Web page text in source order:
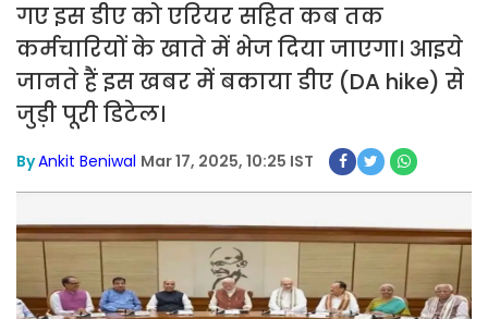
गए इस डीए को एरियर सहित कब तक
कर्मचारियों के खाते में भेज दिया जाएगा। आइये
जानते हैं इस खबर में बकाया डीए (DA hike) से
जुड़ी पूरी डिटेल।
ByAnkit Beniwal Mar 17, 2025, 10:25 IST